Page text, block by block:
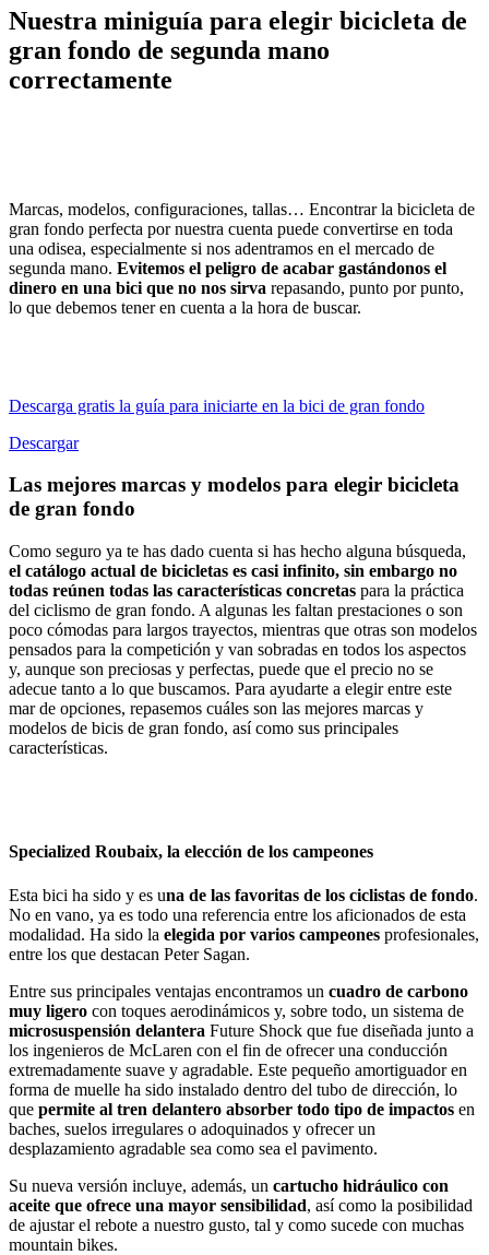
Nuestra miniguía para elegir bicicleta de
gran fondo de segunda mano
correctamente
Marcas, modelos, configuraciones, tallas… Encontrar la bicicleta de
gran fondo perfecta por nuestra cuenta puede convertirse en toda
una odisea, especialmente si nos adentramos en el mercado de
segunda mano. Evitemos el peligro de acabar gastándonos el
dinero en una bici que no nos sirva repasando, punto por punto,
lo que debemos tener en cuenta a la hora de buscar.
Descarga gratis la guía para iniciarte en la bici de gran fondo
Descargar
Las mejores marcas y modelos para elegir bicicleta
de gran fondo
Como seguro ya te has dado cuenta si has hecho alguna búsqueda,
el catálogo actual de bicicletas es casi infinito, sin embargo no
todas reúnen todas las características concretas para la práctica
del ciclismo de gran fondo. A algunas les faltan prestaciones o son
poco cómodas para largos trayectos, mientras que otras son modelos
pensados para la competición y van sobradas en todos los aspectos
y, aunque son preciosas y perfectas, puede que el precio no se
adecue tanto a lo que buscamos. Para ayudarte a elegir entre este
mar de opciones, repasemos cuáles son las mejores marcas y
modelos de bicis de gran fondo, así como sus principales
características.
Specialized Roubaix, la elección de los campeones
Esta bici ha sido y es una de las favoritas de los ciclistas de fondo.
No en vano, ya es todo una referencia entre los aficionados de esta
modalidad. Ha sido la elegida por varios campeones profesionales,
entre los que destacan Peter Sagan.
Entre sus principales ventajas encontramos un cuadro de carbono
muy ligero con toques aerodinámicos y, sobre todo, un sistema de
microsuspensión delantera Future Shock que fue diseñada junto a
los ingenieros de McLaren con el fin de ofrecer una conducción
extremadamente suave y agradable. Este pequeño amortiguador en
forma de muelle ha sido instalado dentro del tubo de dirección, lo
que permite al tren delantero absorber todo tipo de impactos en
baches, suelos irregulares o adoquinados y ofrecer un
desplazamiento agradable sea como sea el pavimento.
Su nueva versión incluye, además, un cartucho hidráulico con
aceite que ofrece una mayor sensibilidad, así como la posibilidad
de ajustar el rebote a nuestro gusto, tal y como sucede con muchas
mountain bikes.